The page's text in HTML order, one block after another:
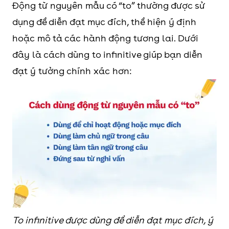
Động từ nguyên mẫu có “to” thường được sử
dụng để diễn đạt mục đích, thể hiện ý định
hoặc mô tả các hành động tương lai. Dưới
đây là cách dùng to infinitive giúp bạn diễn
đạt ý tưởng chính xác hơn:
To infinitive được dùng để diễn đạt mục đích, ý